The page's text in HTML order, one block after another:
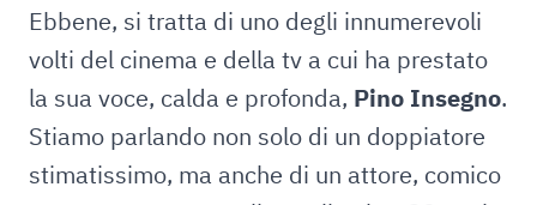
Ebbene, si tratta di uno degli innumerevoli
volti del cinema e della tv a cui ha prestato
la sua voce, calda e profonda, Pino Insegno.
Stiamo parlando non solo di un doppiatore
stimatissimo, ma anche di un attore, comico